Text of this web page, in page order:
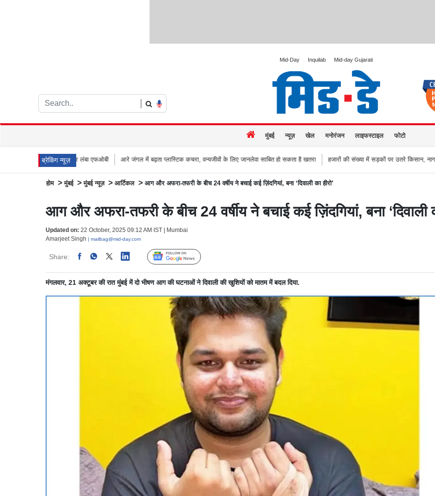
Mid-Day Inquilab Mid-day Gujarati
मुंबई न्यूज़ खेल मनोरंजन लाइफस्टाइल फोटो
ब्रेकिंग न्यूज़
66 मीटर लंबा एफओबी आरे जंगल में बढ़ता प्लास्टिक कचरा, वन्यजीवों के लिए जानलेवा साबित हो सकता है खतरा हजारों की संख्या में सड़कों पर उतरे किसान, नागपुर-हैदराबाद
होम >मुंबई >मुंबई न्यूज़ > आर्टिकल > आग और अफरा-तफरी के बीच 24 वर्षीय ने बचाई कई ज़िंदगियां, बना ‘दिवाली का हीरो’
आग और अफरा-तफरी के बीच 24 वर्षीय ने बचाई कई ज़िंदगियां, बना ‘दिवाली
Updated on: 22 October, 2025 09:12 AM IST | Mumbai
Amarjeet Singh
| mailbag@mid-day.com
Share: Linked Follow Us
मंगलवार, 21 अक्टूबर की रात मुंबई में दो भीषण आग की घटनाओं ने दिवाली की खुशियों को मातम में बदल दिया.